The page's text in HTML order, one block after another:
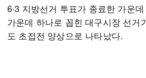
6∙3 지방선거 투표가 종료한 가운
가운데 하나로 꼽힌 대구시장 선거
도 초접전 양상으로 나타났다.